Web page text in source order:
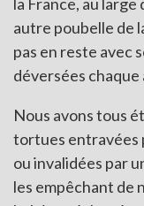
autre poubelle de
pas en reste avec
déversées chaque
Nous avons tous
tortues entravées
ou invalidées par
les empêchant de